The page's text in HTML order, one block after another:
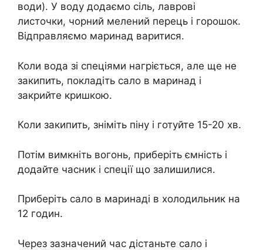
води). У воду додаємо сіль, лаврові
листочки, чорний мелений перець і горошок.
Відправляємо маринад варитися.
Коли вода зі спеціями нагріється, але ще не
закипить, покладіть сало в маринад і
закрийте кришкою.
Коли закипить, зніміть піну і готуйте 15-20 хв.
Потім вимкніть вогонь, приберіть ємність і
додайте часник і спеції що залишилися.
Приберіть сало в маринаді в холодильник на
12 годин.
Через зазначений час дістаньте сало і